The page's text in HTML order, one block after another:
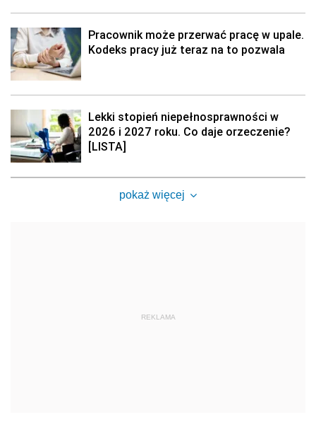
Pracownik może przerwać pracę w upale.
Kodeks pracy już teraz na to pozwala
Lekki stopień niepełnosprawności w
2026 i 2027 roku. Co daje orzeczenie?
[LISTA]
pokaż więcej
REKLAMA